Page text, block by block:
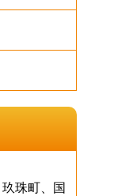
珠町、国